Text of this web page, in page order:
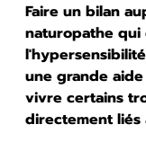
Faire un bilan
naturopathe qui
une grande
vivre certains
directement liés